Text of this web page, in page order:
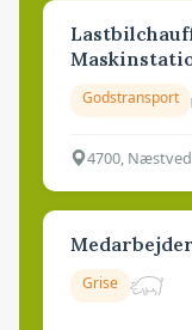
Godstransport
4700, Næstved
Grise